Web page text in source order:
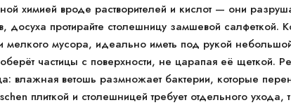
химией вроде растворителей и кислот — они
досуха протирайте столешницу замшевой салфеткой.
мелкого мусора, идеально иметь под рукой
частицы с поверхности, не царапая её щеткой.
влажная ветошь размножает бактерии, которые
плиткой и столешницей требует отдельного